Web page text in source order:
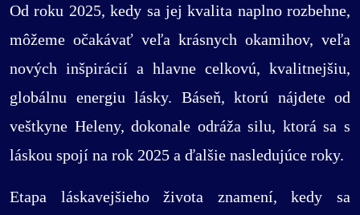
Od roku 2025, kedy sa jej kvalita naplno rozbehne,
môžeme očakávať veľa krásnych okamihov, veľa
nových inšpirácií a hlavne celkovú, kvalitnejšiu,
globálnu energiu lásky. Báseň, ktorú nájdete od
veštkyne Heleny, dokonale odráža silu, ktorá sa s
láskou spojí na rok 2025 a ďalšie nasledujúce roky.
Etapa láskavejšieho života znamení, kedy sa